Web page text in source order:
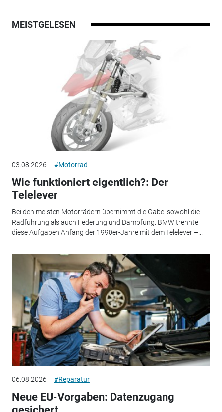
MEISTGELESEN
03.08.2026 #Motorrad
Wie funktioniert eigentlich?: Der
Telelever
Bei den meisten Motorrädern übernimmt die Gabel sowohl die
Radführung als auch Federung und Dämpfung. BMW trennte
diese Aufgaben Anfang der 1990er-Jahre mit dem Telelever –...
06.08.2026 #Reparatur
Neue EU-Vorgaben: Datenzugang